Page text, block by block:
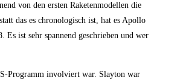
von den ersten Raketenmodellen die
das es chronologisch ist, hat es Apollo
ist sehr spannend geschrieben und wer
Programm involviert war. Slayton war